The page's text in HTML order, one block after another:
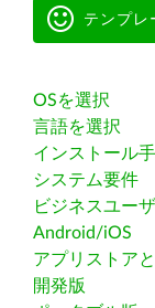
テンプレ
OSを選択
言語を選択
インストール
システム要件
ビジネスユー
Android/iOS
アプリストア
開発版